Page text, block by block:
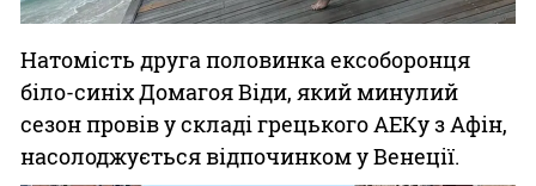
Натомість друга половинка ексоборонця
біло-синіх Домагоя Віди, який минулий
сезон провів у складі грецького АЕКу з Афін,
насолоджується відпочинком у Венеції.